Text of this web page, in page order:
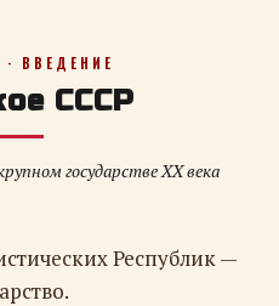
ВВЕДЕНИЕ
СССР
государстве XX века
Республик —